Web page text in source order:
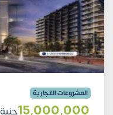
المشروعات التجارية
15٬000٬000جنية